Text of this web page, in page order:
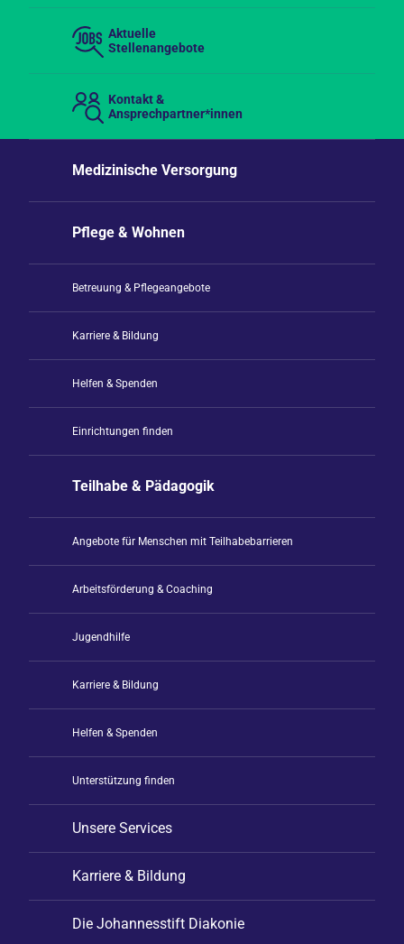
Aktuelle
Stellenangebote
Kontakt &
Ansprechpartner*innen
Medizinische Versorgung
Pflege & Wohnen
Betreuung & Pflegeangebote
Karriere & Bildung
Helfen & Spenden
Einrichtungen finden
Teilhabe & Pädagogik
Angebote für Menschen mit Teilhabebarrieren
Arbeitsförderung & Coaching
Jugendhilfe
Karriere & Bildung
Helfen & Spenden
Unterstützung finden
Unsere Services
Karriere & Bildung
Die Johannesstift Diakonie